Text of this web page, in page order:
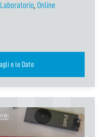
Laboratorio, Online
Vedi tutti i Dettagli e le Date